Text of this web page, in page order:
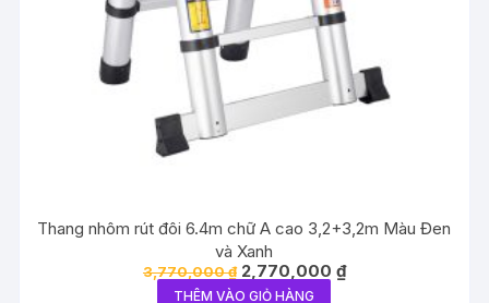
Thang nhôm rút đôi 6.4m chữ A cao 3,2+3,2m Màu Đen
và Xanh
3,770,000₫ Giá
gốc
2,770,000 ₫Giá
hiện
THÊM VÀO GIỎ HÀNG